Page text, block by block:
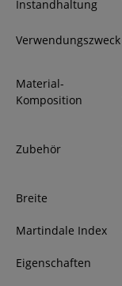
Instandhaltung
Verwendungszweck
Material-
Komposition
Zubehör
Breite
Martindale Index
Eigenschaften